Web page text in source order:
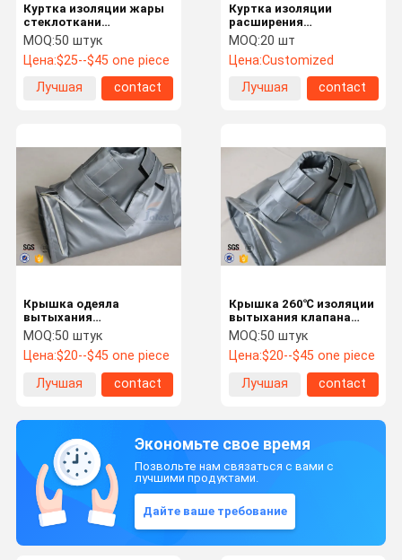
Куртка изоляции жары
стеклоткани
теплозащиты
теплостойкая
огнеупорная
MOQ:50 штук
Цена:$25--$45 one piece
Лучшая
contact
Куртка изоляции
расширения
материалов серого
цвета огнеупорная
теплостойкая
MOQ:20 шт
Цена:Customized
Лучшая
contact
Крышка одеяла
вытыхания
высокотемпературной
куртки изоляции
теплостойкая для
запорной заслонки
MOQ:50 штук
Цена:$20--$45 one piece
Лучшая
contact
Крышка 260℃ изоляции
вытыхания клапана
куртки термоизоляции
промышленная
MOQ:50 штук
Цена:$20--$45 one piece
Лучшая
contact
Экономьте свое время
Позвольте нам связаться с вами с
лучшими продуктами.
Дайте ваше требование